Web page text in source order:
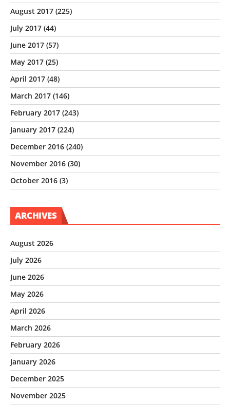
August 2017 (225)
July 2017 (44)
June 2017 (57)
May 2017 (25)
April 2017 (48)
March 2017 (146)
February 2017 (243)
January 2017 (224)
December 2016 (240)
November 2016 (30)
October 2016 (3)
ARCHIVES
August 2026
July 2026
June 2026
May 2026
April 2026
March 2026
February 2026
January 2026
December 2025
November 2025